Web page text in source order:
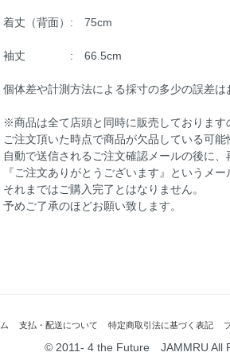
着丈（背面）: 75cm
袖丈 : 66.5cm
個体差や計測方法による採寸の多少の誤差は
※商品は全て店頭と同時に販売しております
ご注文頂いた時点で商品が欠品している可能
自動で送信されるご注文確認メールの後に、
『ご注文ありがとうございます』というメ
それまではご購入完了とはなりません。
予めご了承のほどお願い致します。
支払・配送について 特定商取引法に基づく表記
© 2011- 4 the Future JAMMRU All